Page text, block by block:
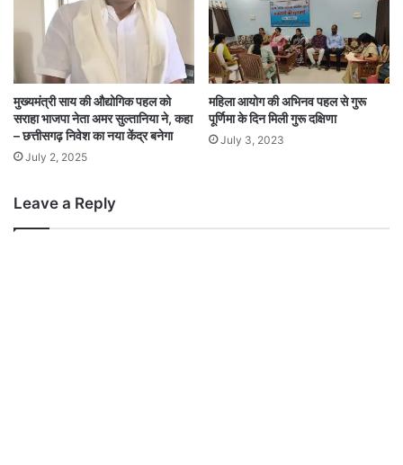
मुख्यमंत्री साय की औद्योगिक पहल को
सराहा भाजपा नेता अमर सुल्तानिया ने, कहा
– छत्तीसगढ़ निवेश का नया केंद्र बनेगा
July 2, 2025
महिला आयोग की अभिनव पहल से गुरू
पूर्णिमा के दिन मिली गुरू दक्षिणा
July 3, 2023
Leave a Reply